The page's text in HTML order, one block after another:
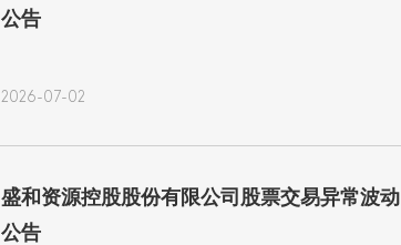
公告
2026-07-02
盛和资源控股股份有限公司股票交易异常波动
公告